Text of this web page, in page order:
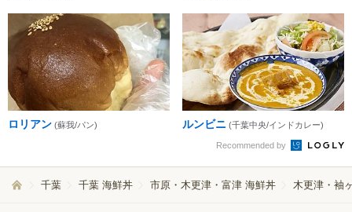
ロリアン (蘇我/パン) ルンビニ (千葉中央/インドカレー)
Recommended by
千葉 千葉 海鮮丼 市原・木更津・富津 海鮮丼 木更津・袖